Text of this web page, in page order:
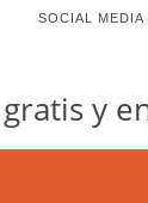
SOCIAL MEDIA
y